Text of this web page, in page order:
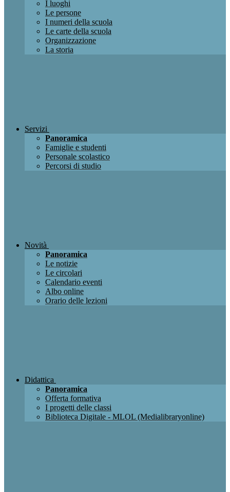
I luoghi
Le persone
I numeri della scuola
Le carte della scuola
Organizzazione
La storia
Servizi
Panoramica
Famiglie e studenti
Personale scolastico
Percorsi di studio
Novità
Panoramica
Le notizie
Le circolari
Calendario eventi
Albo online
Orario delle lezioni
Didattica
Panoramica
Offerta formativa
I progetti delle classi
Biblioteca Digitale - MLOL (Medialibraryonline)